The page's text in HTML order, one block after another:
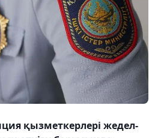
қызметкерлері жедел-